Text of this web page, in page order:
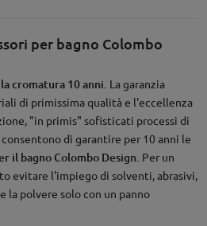
per bagno Colombo
cromatura 10 anni. La garanzia
di primissima qualità e l'eccellenza
"in primis" sofisticati processi di
di garantire per 10 anni le
il bagno Colombo Design. Per un
evitare l'impiego di solventi, abrasivi,
la polvere solo con un panno